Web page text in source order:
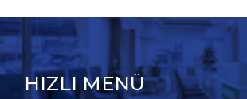
HIZLI MENÜ